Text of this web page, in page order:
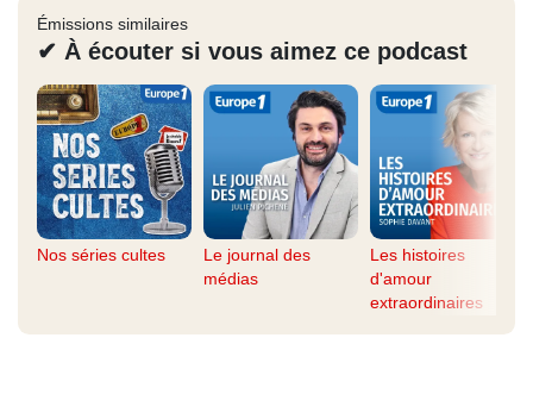
Émissions similaires
✔ À écouter si vous aimez ce podcast
Nos séries cultes
Le journal des
médias
Les histoires
d'amour
extraordinaires